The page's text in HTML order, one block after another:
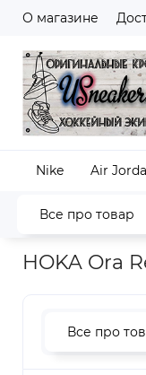
О магазине
Nike Air
Все про товар
Наш магазин
HOKA Ora
Все про